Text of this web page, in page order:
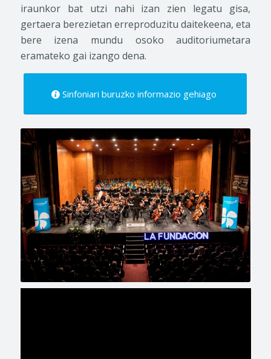
iraunkor bat utzi nahi izan zien legatu gisa,
gertaera berezietan erreproduzitu daitekeena, eta
bere izena mundu osoko auditoriumetara
eramateko gai izango dena.
Sinfoniari buruzko informazio gehiago